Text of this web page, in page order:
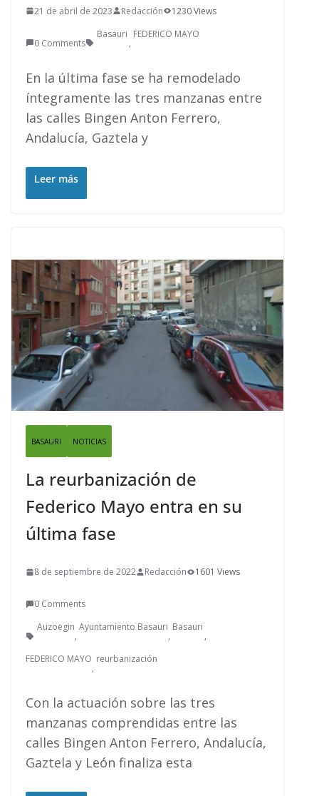
21 de abril de 2023 Redacción 1230 Views
0 Comments
Basauri
,
FEDERICO MAYO
En la última fase se ha remodelado
íntegramente las tres manzanas entre
las calles Bingen Anton Ferrero,
Andalucía, Gaztela y
Leer más
BASAURI NOTICIAS
La reurbanización de
Federico Mayo entra en su
última fase
8 de septiembre de 2022 Redacción 1601 Views
0 Comments
Auzoegin
,
Ayuntamiento Basauri
,
Basauri
,
FEDERICO MAYO
,
reurbanización
Con la actuación sobre las tres
manzanas comprendidas entre las
calles Bingen Anton Ferrero, Andalucía,
Gaztela y León finaliza esta